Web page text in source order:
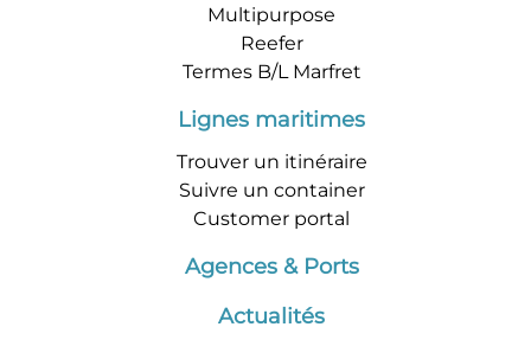
Multipurpose
Reefer
Termes B/L Marfret
Lignes maritimes
Trouver un itinéraire
Suivre un container
Customer portal
Agences & Ports
Actualités